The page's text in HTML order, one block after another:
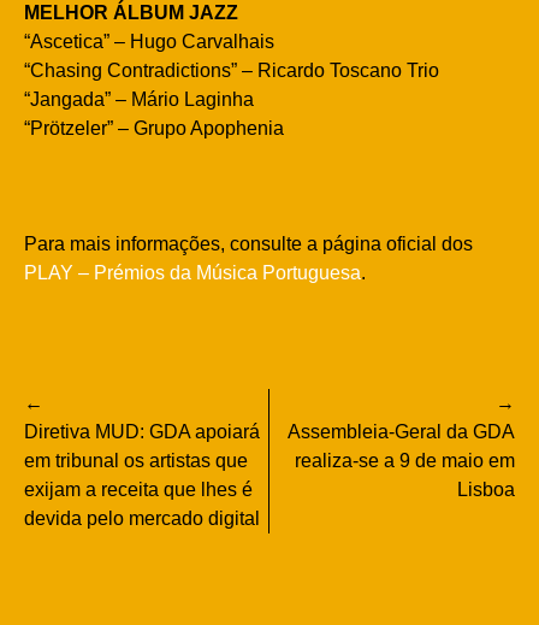
MELHOR ÁLBUM JAZZ
“Ascetica” – Hugo Carvalhais
“Chasing Contradictions” – Ricardo Toscano Trio
“Jangada” – Mário Laginha
“Prötzeler” – Grupo Apophenia
Para mais informações, consulte a página oficial dos
PLAY – Prémios da Música Portuguesa.
Navegação
de
artigos
Diretiva MUD: GDA apoiará
em tribunal os artistas que
exijam a receita que lhes é
devida pelo mercado digital
Assembleia-Geral da GDA
realiza-se a 9 de maio em
Lisboa